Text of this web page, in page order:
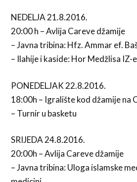
NEDELJA 21.8.2016.
20:00 h – Avlija Careve džamije
– Javna tribina: Hfz. Ammar ef.
– Ilahije i kaside: Hor Medžlisa IZ-
PONEDELJAK 22.8.2016.
18:00h – Igralište kod džamije na
– Turnir u basketu
SRIJEDA 24.8.2016.
20:00h – Avlija Careve džamije
– Javna tribina: Uloga islamske